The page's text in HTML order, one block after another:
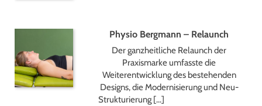
Physio Bergmann – Relaunch
Der ganzheitliche Relaunch der
Praxismarke umfasste die
Weiterentwicklung des bestehenden
Designs, die Modernisierung und Neu-
Strukturierung […]